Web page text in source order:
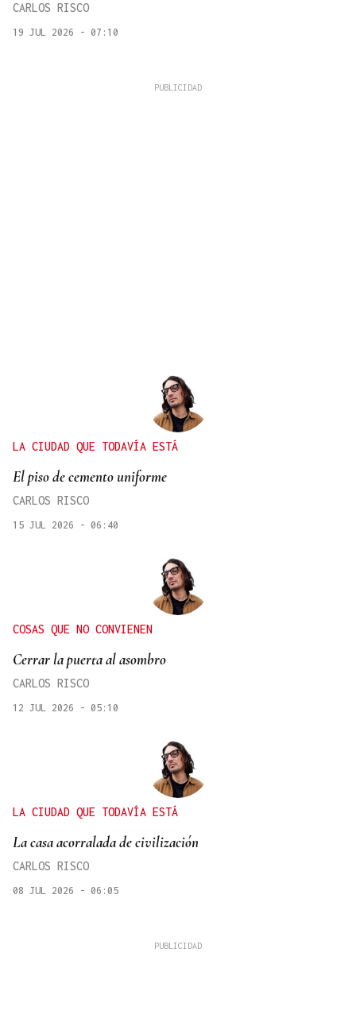
CARLOS RISCO
19 JUL 2026 - 07:10
LA CIUDAD QUE TODAVÍA ESTÁ
El piso de cemento uniforme
CARLOS RISCO
15 JUL 2026 - 06:40
COSAS QUE NO CONVIENEN
Cerrar la puerta al asombro
CARLOS RISCO
12 JUL 2026 - 05:10
LA CIUDAD QUE TODAVÍA ESTÁ
La casa acorralada de civilización
CARLOS RISCO
08 JUL 2026 - 06:05